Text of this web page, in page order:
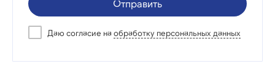
Отправить
Даю согласие на обработку персональных данных